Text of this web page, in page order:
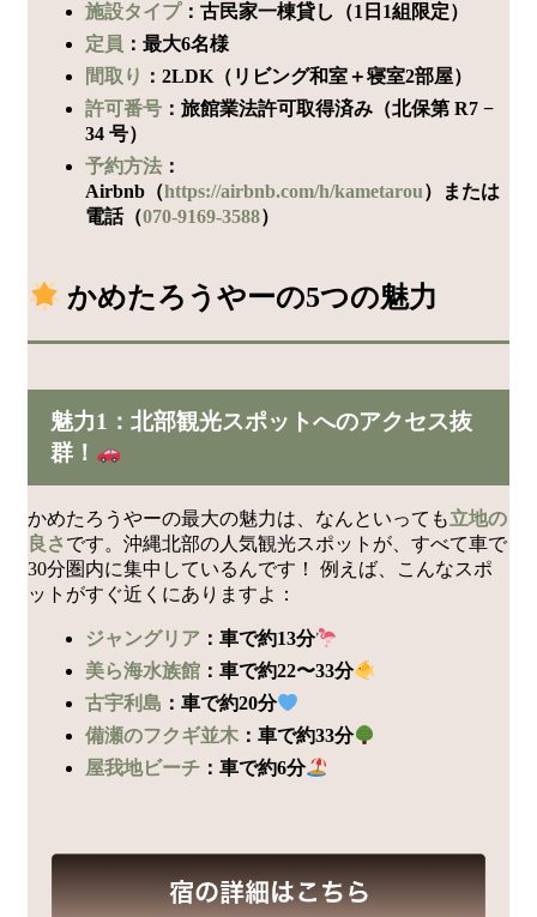
施設タイプ：古民家一棟貸し（1日1組限定）
定員 ：最大6名様
間取り ：2LDK（リビング和室＋寝室2部屋）
許可番号 ：旅館業法許可取得済み（北保第 R7 −
34 号）
予約方法 ：
Airbnb（https://airbnb.com/h/kametarou）または
電話（070-9169-3588）
かめたろうやーの5つの魅力
魅力1：北部観光スポットへのアクセス抜
群！
かめたろうやーの最大の魅力は、なんといっても立地の
良さです。沖縄北部の人気観光スポットが、すべて車で
30分圏内に集中しているんです！ 例えば、こんなスポ
ットがすぐ近くにありますよ：
ジャングリア ：車で約13分
美ら海水族館 ：車で約22〜33分
古宇利島 ：車で約20分
備瀬のフクギ並木 ：車で約33分
屋我地ビーチ ：車で約6分